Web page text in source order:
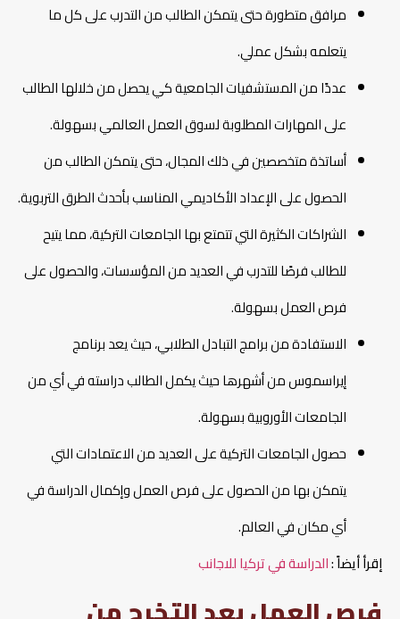
مرافق متطورة حتى يتمكن الطالب من التدرب على كل ما
يتعلمه بشكل عملي.
عددًا من المستشفيات الجامعية كي يحصل من خلالها الطالب
على المهارات المطلوبة لسوق العمل العالمي بسهولة.
أساتذة متخصصين في ذلك المجال، حتى يتمكن الطالب من
الحصول على الإعداد الأكاديمي المناسب بأحدث الطرق التربوية.
الشراكات الكثيرة التي تتمتع بها الجامعات التركية، مما يتيح
للطالب فرصًا للتدرب في العديد من المؤسسات، والحصول على
فرص العمل بسهولة.
الاستفادة من برامج التبادل الطلابي، حيث يعد برنامج
إيراسموس من أشهرها حيث يكمل الطالب دراسته في أي من
الجامعات الأوروبية بسهولة.
حصول الجامعات التركية على العديد من الاعتمادات التي
يتمكن بها من الحصول على فرص العمل وإكمال الدراسة في
أي مكان في العالم.
إقرأ أيضاً :الدراسة في تركيا للاجانب